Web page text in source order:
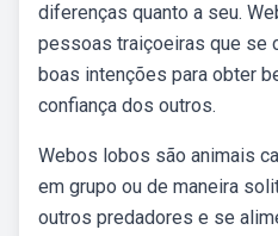
diferenças quanto a seu.
pessoas traiçoeiras que se
boas intenções para obter
confiança dos outros.
Webos lobos são animais
em grupo ou de maneira
outros predadores e se